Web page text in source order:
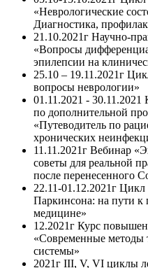
«Неврологические
Диагностика,
21.10.2021г Научно-
«Вопросы
эпилепсии на
25.10 – 19.11.2021г
вопросы неврологии»
01.11.2021 -
по дополнительной
«Путеводитель по
хронических
11.11.2021г Вебинар
советы для реальной
после перенесенного
22.11-01.12.2021г
Паркинсона: на пути к
медицине»
12.2021г Курс
«Современные методы
системы»
2021г III, V, VI циклы